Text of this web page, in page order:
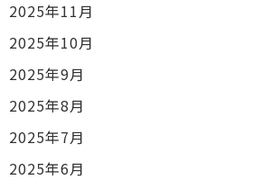
2025年11月
2025年10月
2025年9月
2025年8月
2025年7月
2025年6月